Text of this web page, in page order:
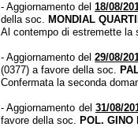
- Aggiornamento del 18/08/
della soc. MONDIAL
Al contempo di estremette la
- Aggiornamento del29/08/
(0377) a favore della soc.
Confermata la seconda
- Aggiornamento del 31/08/
favore della soc. POL. GINO